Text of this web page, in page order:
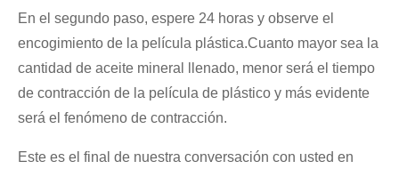
En el segundo paso, espere 24 horas y observe el
encogimiento de la película plástica.Cuanto mayor sea la
cantidad de aceite mineral llenado, menor será el tiempo
de contracción de la película de plástico y más evidente
será el fenómeno de contracción.
Este es el final de nuestra conversación con usted en